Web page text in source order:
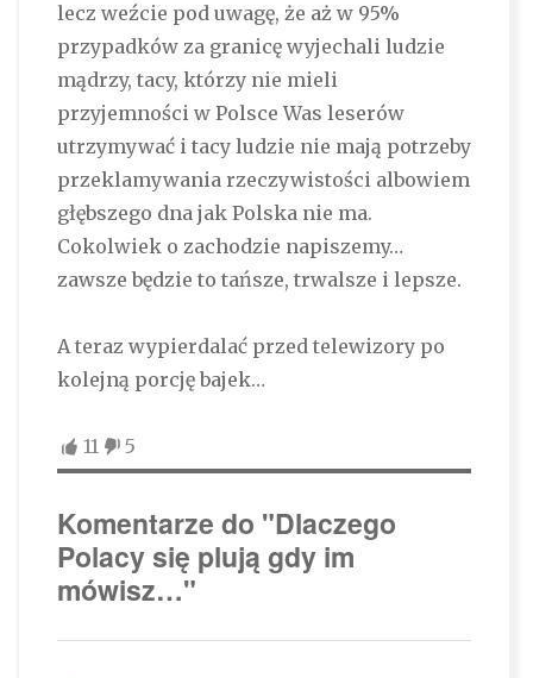
lecz weźcie pod uwagę, że aż w 95%
przypadków za granicę wyjechali ludzie
mądrzy, tacy, którzy nie mieli
przyjemności w Polsce Was leserów
utrzymywać i tacy ludzie nie mają potrzeby
przeklamywania rzeczywistości albowiem
głębszego dna jak Polska nie ma.
Cokolwiek o zachodzie napiszemy…
zawsze będzie to tańsze, trwalsze i lepsze.
A teraz wypierdalać przed telewizory po
kolejną porcję bajek…
11 5
Komentarze do "Dlaczego
Polacy się plują gdy im
mówisz…"